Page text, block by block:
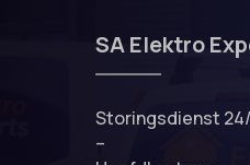
SA Elektro
Storingsdienst
–